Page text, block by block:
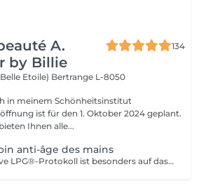
A.
by Billie
134
Etoile) Bertrange L-8050
in meinem Schönheitsinstitut
ist für den 1. Oktober 2024 geplant.
Ihnen alle...
anti-âge des mains
Dieses neue exklusive LPG®-Protokoll ist besonders auf das Wohlbefinden der Verbraucher bedacht und stellt eine Allianz aus Technik dar, die auf der patentierten Technologie des CelluM6 Alliance®-Geräts und der Sensorik für eine sofortige und dauerhafte Wirkung auf den Körper basiert. Und dies dank einer Reihe von Manövern, die sowohl vom Alliance®-Behandlungskopf, dem Auflegen einer Maske als auch von den Händen des Behandlers ausgeführt werden